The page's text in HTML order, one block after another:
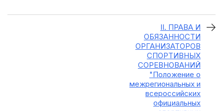
II. ПРАВА И
ОБЯЗАННОСТИ
ОРГАНИЗАТОРОВ
СПОРТИВНЫХ
СОРЕВНОВАНИЙ
"Положение о
межрегиональных и
всероссийских
официальных